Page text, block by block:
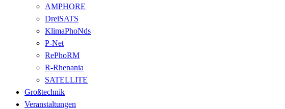
AMPHORE
DreiSATS
KlimaPhoNds
P-Net
RePhoRM
R-Rhenania
SATELLITE
Großtechnik
Veranstaltungen